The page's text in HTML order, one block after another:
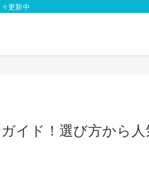
更新中
イド！選び方から